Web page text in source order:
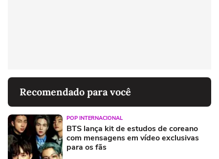
Recomendado para você
POP INTERNACIONAL
BTS lança kit de estudos de coreano
com mensagens em vídeo exclusivas
para os fãs